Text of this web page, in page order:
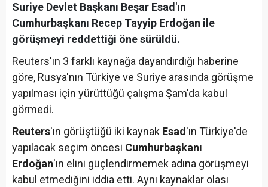
Suriye Devlet Başkanı Beşar Esad'ın
Cumhurbaşkanı Recep Tayyip Erdoğan ile
görüşmeyi reddettiği öne sürüldü.
Reuters'ın 3 farklı kaynağa dayandırdığı haberine
göre, Rusya'nın Türkiye ve Suriye arasında görüşme
yapılması için yürüttüğü çalışma Şam'da kabul
görmedi.
Reuters'ın görüştüğü iki kaynak Esad 'ın Türkiye'de
yapılacak seçim öncesi Cumhurbaşkanı
Erdoğan'ın elini güçlendirmemek adına görüşmeyi
kabul etmediğini iddia etti. Aynı kaynaklar olası